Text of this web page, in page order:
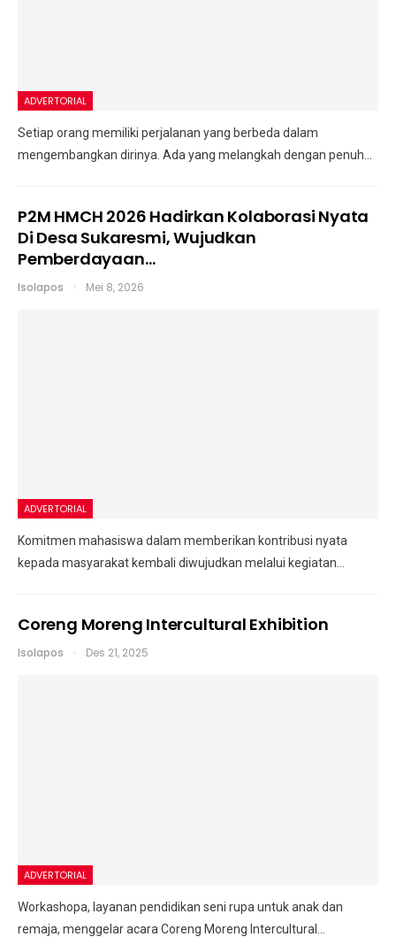
ADVERTORIAL
Setiap orang memiliki perjalanan yang berbeda dalam
mengembangkan dirinya. Ada yang melangkah dengan penuh
P2M HMCH 2026 Hadirkan Kolaborasi Nyata
Di Desa Sukaresmi, Wujudkan
Pemberdayaan…
Isolapos Mei 8, 2026
ADVERTORIAL
Komitmen mahasiswa dalam memberikan kontribusi nyata
kepada masyarakat kembali diwujudkan melalui kegiatan…
Coreng Moreng Intercultural Exhibition
Isolapos Des 21, 2025
ADVERTORIAL
Workashopa, layanan pendidikan seni rupa untuk anak dan
remaja, menggelar acara Coreng Moreng Intercultural…